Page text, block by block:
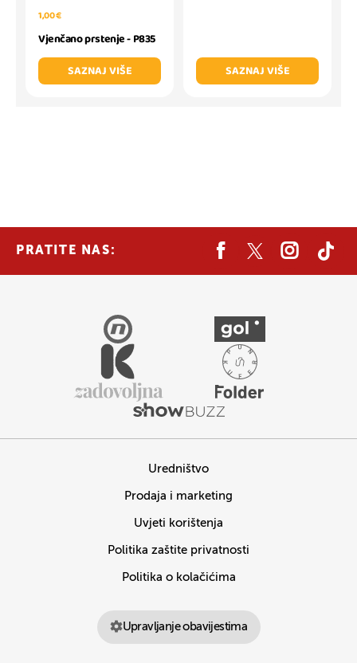
1,00 €
Vjenčano prstenje - P835
SAZNAJ VIŠE
SAZNAJ VIŠE
PRATITE NAS:
Uredništvo
Prodaja i marketing
Uvjeti korištenja
Politika zaštite privatnosti
Politika o kolačićima
Upravljanje obavijestima